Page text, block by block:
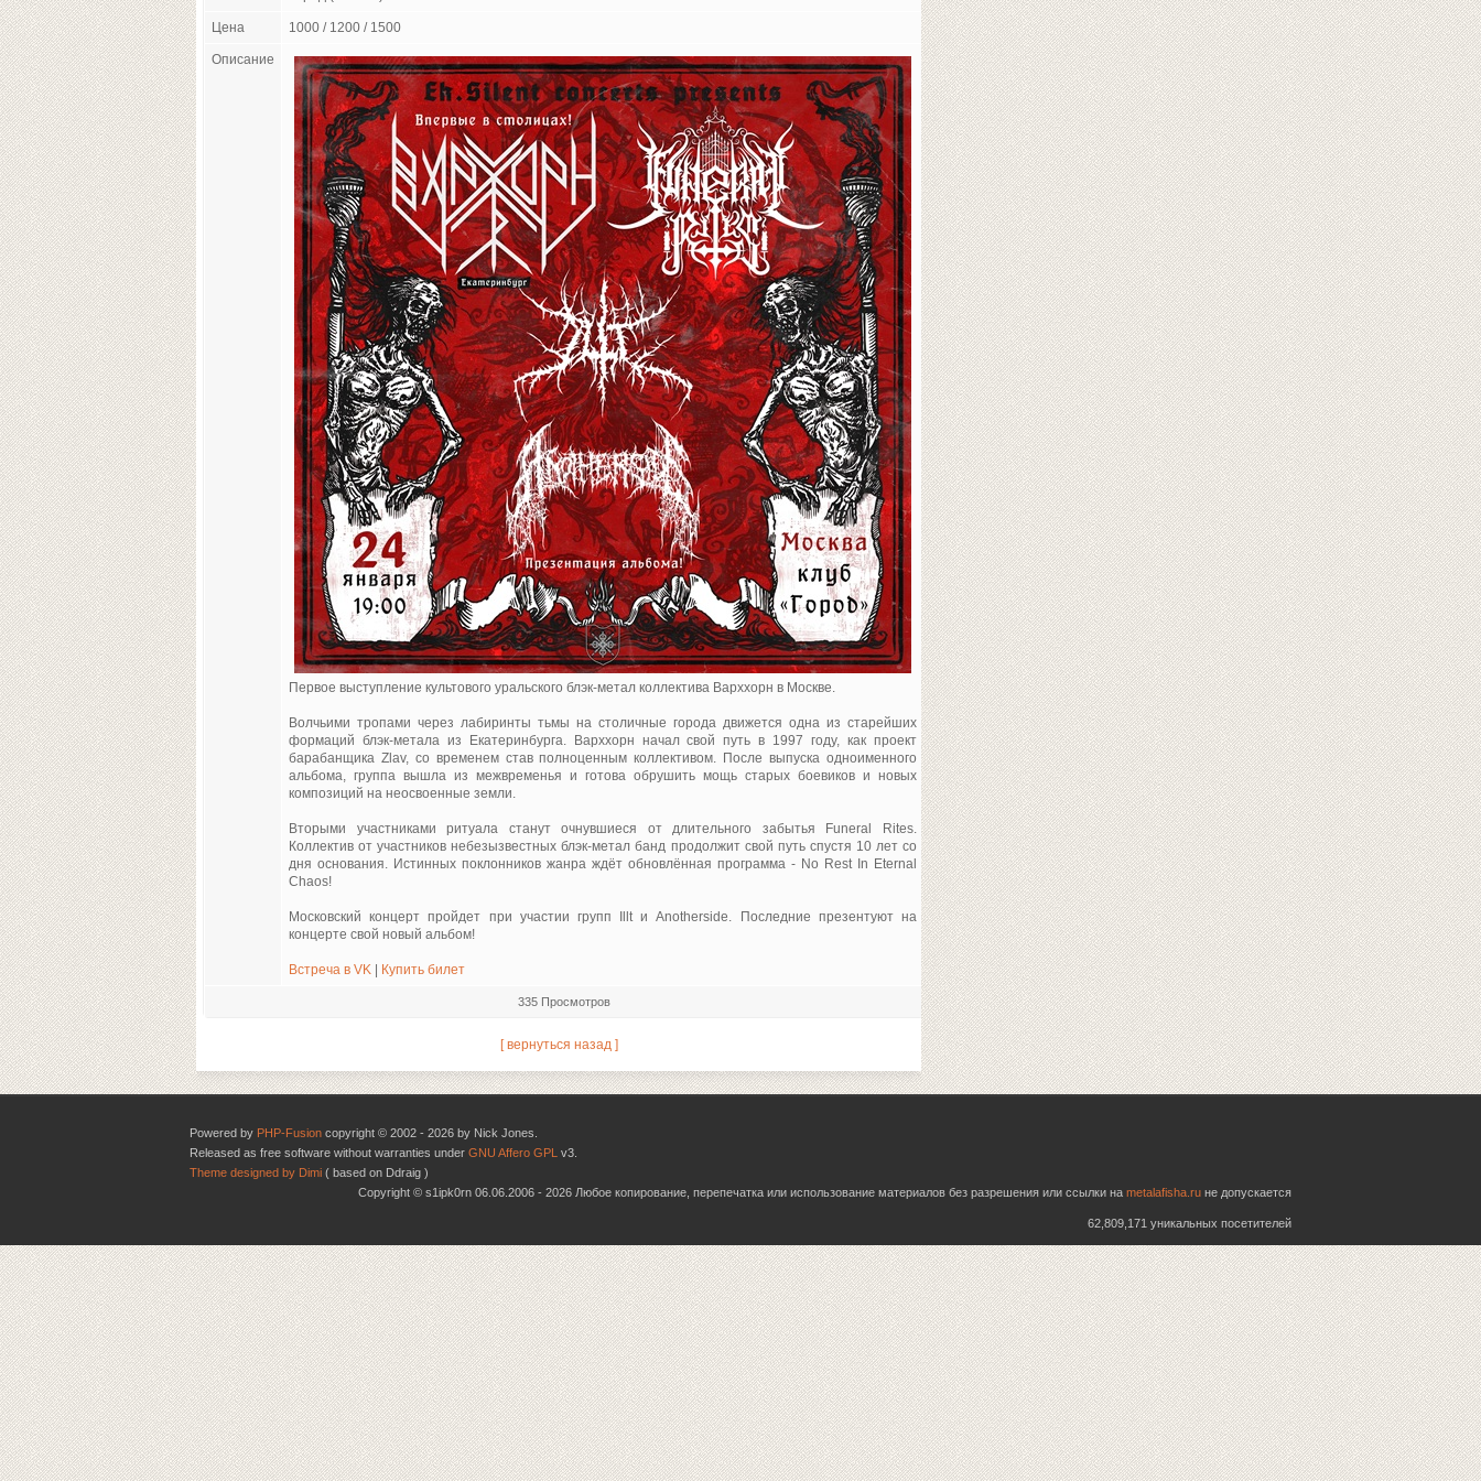
Цена 1000 / 1200 / 1500
Описание
Первое выступление культового уральского блэк-метал коллектива Варххорн в Москве.
Волчьими тропами через лабиринты тьмы на столичные города движется одна из старейших
формаций блэк-метала из Екатеринбурга. Варххорн начал свой путь в 1997 году, как проект
барабанщика Zlav, со временем став полноценным коллективом. После выпуска одноименного
альбома, группа вышла из межвременья и готова обрушить мощь старых боевиков и новых
композиций на неосвоенные земли.
Вторыми участниками ритуала станут очнувшиеся от длительного забытья Funeral Rites.
Коллектив от участников небезызвестных блэк-метал банд продолжит свой путь спустя 10 лет со
дня основания. Истинных поклонников жанра ждёт обновлённая программа - No Rest In Eternal
Chaos!
Московский концерт пройдет при участии групп Illt и Anotherside. Последние презентуют на
концерте свой новый альбом!
Встреча в VK Купить билет
335 Просмотров
[ вернуться назад ]
Powered by PHP-Fusion copyright © 2002 - 2026 by Nick Jones.
Released as free software without warranties under GNU Affero GPL v3.
Theme designed by Dimi ( based on Ddraig )
Copyright © s1ipk0rn 06.06.2006 - 2026 Любое копирование, перепечатка или использование материалов без разрешения или ссылки на metalafisha.ru не допускается
62,809,171 уникальных посетителей